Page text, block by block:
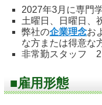
2027年3月に専門
土曜日、日曜日、
弊社の企業理念お
な方または得意な
非常勤スタッフ 2
■雇用形態